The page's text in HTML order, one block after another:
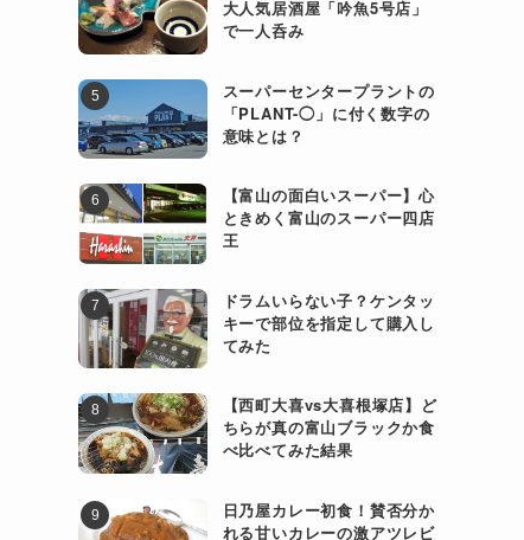
大人気居酒屋「吟魚5号店」
で一人呑み
スーパーセンタープラントの
「PLANT-◯」に付く数字の
意味とは？
【富山の面白いスーパー】心
ときめく富山のスーパー四店
王
ドラムいらない子？ケンタッ
キーで部位を指定して購入し
てみた
【西町大喜vs大喜根塚店】ど
ちらが真の富山ブラックか食
べ比べてみた結果
日乃屋カレー初食！賛否分か
れる甘いカレーの激アツレビ